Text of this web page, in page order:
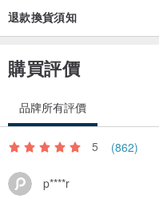
即使是初期瑕疵也可能無法提
如有任何疑問，歡迎隨時與我
退款換貨須知
購買評價
品牌所有評價
5 (862)
p****r